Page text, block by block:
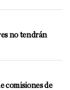
no tendrán
comisiones de